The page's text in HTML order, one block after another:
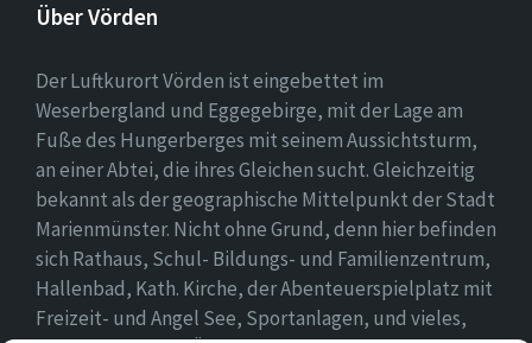
Über Vörden
Der Luftkurort Vörden ist eingebettet im
Weserbergland und Eggegebirge, mit der Lage am
Fuße des Hungerberges mit seinem Aussichtsturm,
an einer Abtei, die ihres Gleichen sucht. Gleichzeitig
bekannt als der geographische Mittelpunkt der Stadt
Marienmünster. Nicht ohne Grund, denn hier befinden
sich Rathaus, Schul- Bildungs- und Familienzentrum,
Hallenbad, Kath. Kirche, der Abenteuerspielplatz mit
Freizeit- und Angel See, Sportanlagen, und vieles,